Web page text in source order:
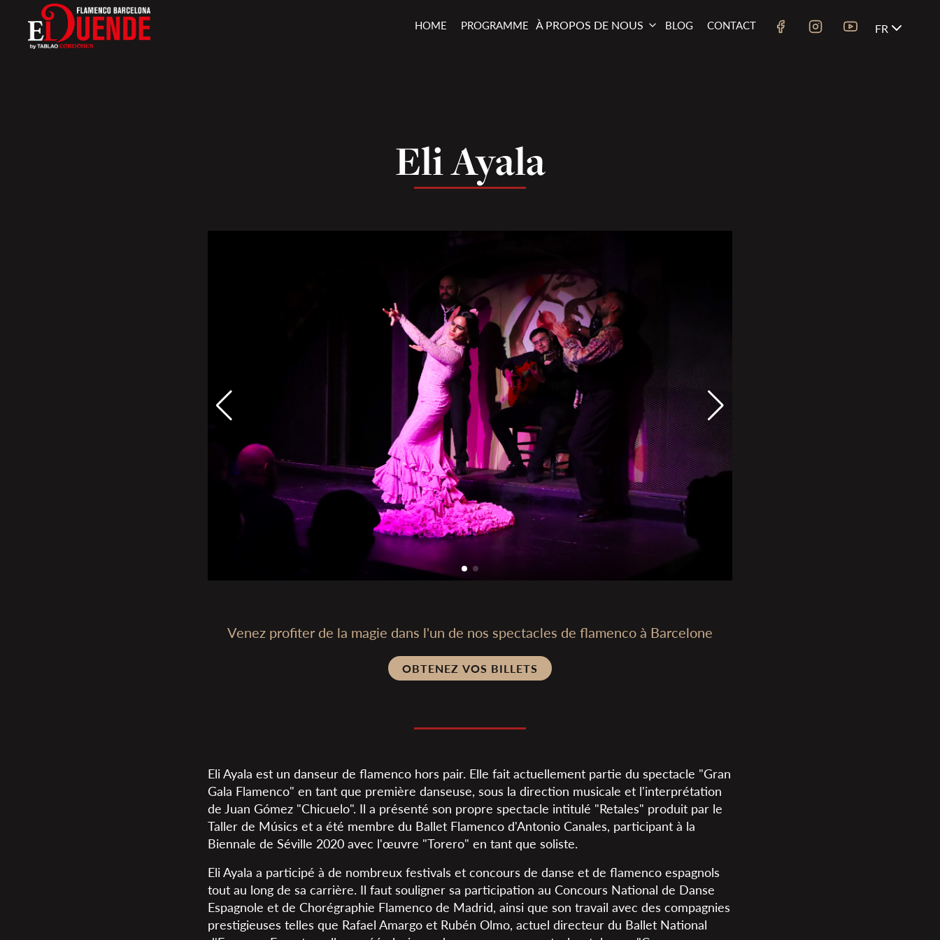
HOME PROGRAMME À PROPOS DE NOUS BLOG CONTACT FR
Eli Ayala
Venez profiter de la magie dans l'un de nos spectacles de flamenco à Barcelone
OBTENEZ VOS BILLETS
Eli Ayala est un danseur de flamenco hors pair. Elle fait actuellement partie du spectacle "Gran
Gala Flamenco" en tant que première danseuse, sous la direction musicale et l'interprétation
de Juan Gómez "Chicuelo". Il a présenté son propre spectacle intitulé "Retales" produit par le
Taller de Músics et a été membre du Ballet Flamenco d'Antonio Canales, participant à la
Biennale de Séville 2020 avec l'œuvre "Torero" en tant que soliste.
Eli Ayala a participé à de nombreux festivals et concours de danse et de flamenco espagnols
tout au long de sa carrière. Il faut souligner sa participation au Concours National de Danse
Espagnole et de Chorégraphie Flamenco de Madrid, ainsi que son travail avec des compagnies
prestigieuses telles que Rafael Amargo et Rubén Olmo, actuel directeur du Ballet National